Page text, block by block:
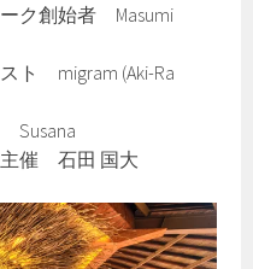
ク創始者 Masumi
ト migram (Aki-Ra
Susana
主催 石田 国大